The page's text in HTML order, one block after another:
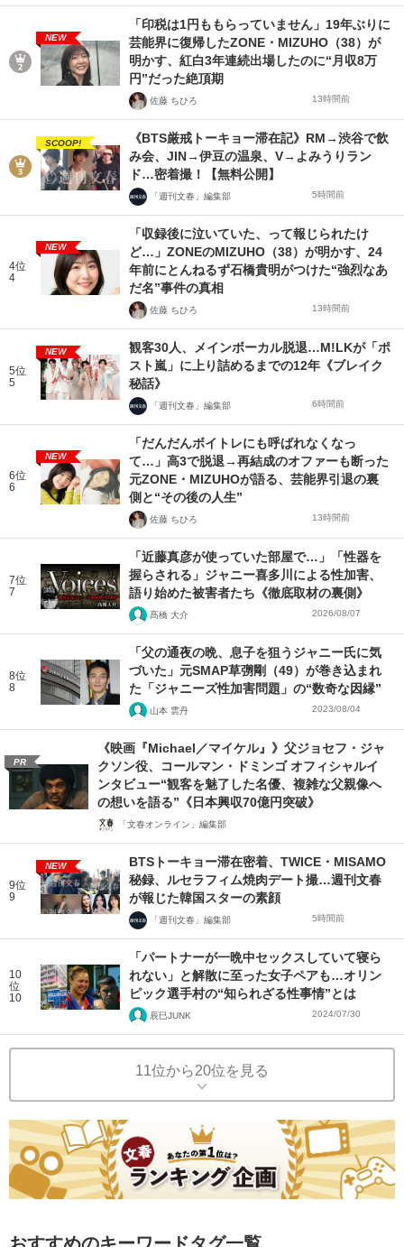
NEW
「印税は1円ももらっていません」19年ぶりに
芸能界に復帰したZONE・MIZUHO（38）が
明かす、紅白3年連続出場したのに“月収8万
円”だった絶頂期
佐藤 ちひろ 13時間前
SCOOP!
《BTS厳戒トーキョー滞在記》RM→渋谷で飲
み会、JIN→伊豆の温泉、V→よみうりラン
ド…密着撮！【無料公開】
「週刊文春」編集部 5時間前
4位
4
NEW
「収録後に泣いていた、って報じられたけ
ど…」ZONEのMIZUHO（38）が明かす、24
年前にとんねるず石橋貴明がつけた“強烈なあ
だ名”事件の真相
佐藤 ちひろ 13時間前
5位
5
NEW
観客30人、メインボーカル脱退…M!LKが「ポ
スト嵐」に上り詰めるまでの12年《ブレイク
秘話》
「週刊文春」編集部 6時間前
6位
6
NEW
「だんだんボイトレにも呼ばれなくなっ
て…」高3で脱退→再結成のオファーも断った
元ZONE・MIZUHOが語る、芸能界引退の裏
側と“その後の人生”
佐藤 ちひろ 13時間前
7位
7
「近藤真彦が使っていた部屋で…」「性器を
握らされる」ジャニー喜多川による性加害、
語り始めた被害者たち《徹底取材の裏側》
髙橋 大介 2026/08/07
8位
8
「父の通夜の晩、息子を狙うジャニー氏に気
づいた」元SMAP草彅剛（49）が巻き込まれ
た「ジャニーズ性加害問題」の“数奇な因縁”
山本 雲丹 2023/08/04
PR
《映画『Michael／マイケル』》父ジョセフ・ジャ
クソン役、コールマン・ドミンゴ オフィシャルイ
ンタビュー“観客を魅了した名優、複雑な父親像へ
の想いを語る”《日本興収70億円突破》
「文春オンライン」編集部
9位
9
NEW
BTSトーキョー滞在密着、TWICE・MISAMO
秘録、ルセラフィム焼肉デート撮…週刊文春
が報じた韓国スターの素顔
「週刊文春」編集部 5時間前
10
位
10
「パートナーが一晩中セックスしていて寝ら
れない」と解散に至った女子ペアも…オリン
ピック選手村の“知られざる性事情”とは
辰巳JUNK 2024/07/30
11位から20位を見る